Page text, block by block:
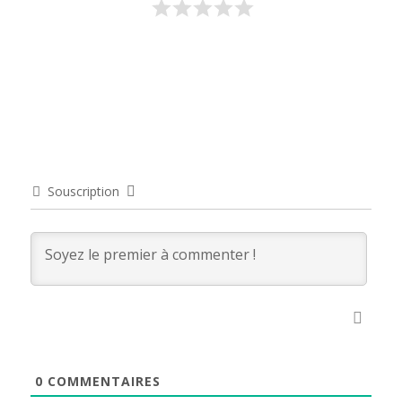
Souscription
0 COMMENTAIRES